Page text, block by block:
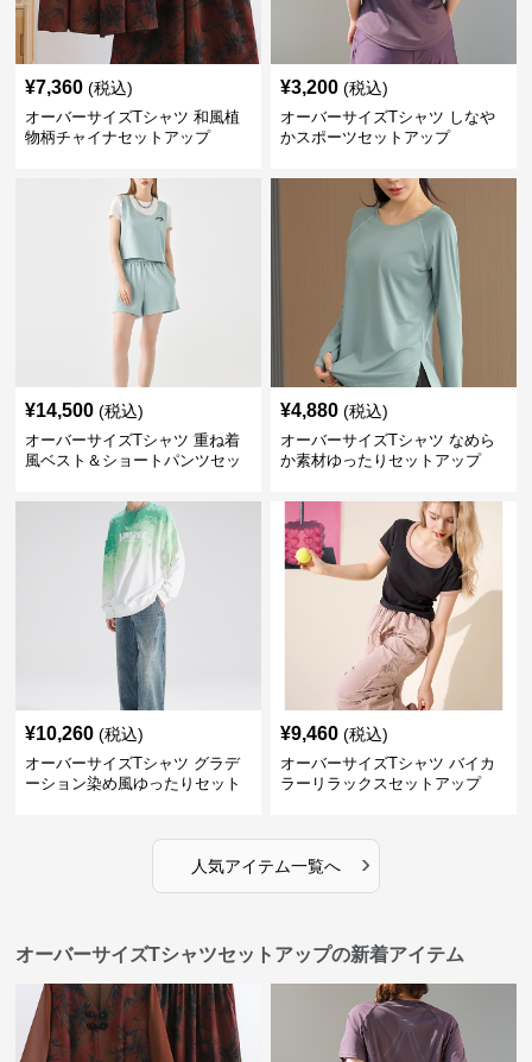
¥7,360 (税込)
オーバーサイズTシャツ 和風植
物柄チャイナセットアップ
¥3,200 (税込)
オーバーサイズTシャツ しなや
かスポーツセットアップ
¥14,500 (税込)
オーバーサイズTシャツ 重ね着
風ベスト＆ショートパンツセッ
¥4,880 (税込)
オーバーサイズTシャツ なめら
か素材ゆったりセットアップ
¥10,260 (税込)
オーバーサイズTシャツ グラデ
ーション染め風ゆったりセット
¥9,460 (税込)
オーバーサイズTシャツ バイカ
ラーリラックスセットアップ
人気アイテム一覧へ ›
オーバーサイズTシャツセットアップの新着アイテム